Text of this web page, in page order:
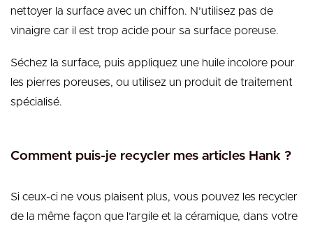
nettoyer la surface avec un chiffon. N’utilisez pas de
vinaigre car il est trop acide pour sa surface poreuse.
Séchez la surface, puis appliquez une huile incolore pour
les pierres poreuses, ou utilisez un produit de traitement
spécialisé.
Comment puis-je recycler mes articles Hank ?
Si ceux-ci ne vous plaisent plus, vous pouvez les recycler
de la même façon que l’argile et la céramique, dans votre